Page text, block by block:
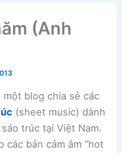
(Anh
một blog chia sẻ các
(sheet music) dành
trúc tại Việt Nam.
các bản cảm âm “hot